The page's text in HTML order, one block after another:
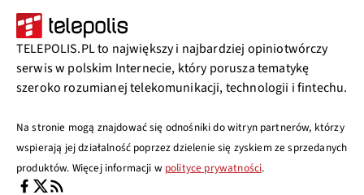
TELEPOLIS.PL to największy i najbardziej opiniotwórczy
serwis w polskim Internecie, który porusza tematykę
szeroko rozumianej telekomunikacji, technologii i fintechu.
Na stronie mogą znajdować się odnośniki do witryn partnerów, którzy
wspierają jej działalność poprzez dzielenie się zyskiem ze sprzedanych
produktów. Więcej informacji w polityce prywatności.